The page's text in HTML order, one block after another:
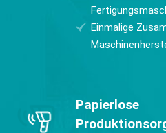
Einmalige
Papierlose